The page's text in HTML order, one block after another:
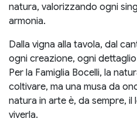
natura, valorizzando ogni
armonia.
Dalla vigna alla tavola, dal
ogni creazione, ogni
Per la Famiglia Bocelli, la
coltivare, ma una musa da
natura in arte è, da sempre,
viverla.